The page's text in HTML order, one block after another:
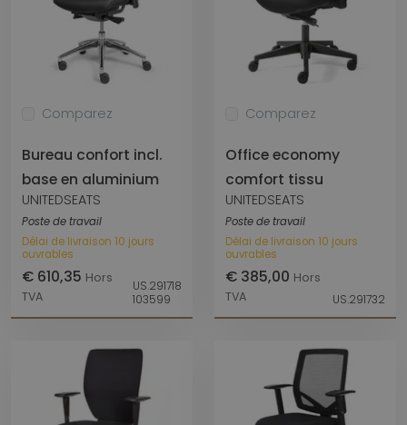
Comparez
Bureau confort incl.
base en aluminium
UNITEDSEATS
Poste de travail
Délai de livraison 10 jours
ouvrables
€ 610,35 Hors
TVA
US.291718
103599
Comparez
Office economy
comfort tissu
UNITEDSEATS
Poste de travail
Délai de livraison 10 jours
ouvrables
€ 385,00 Hors
TVA
US.291732